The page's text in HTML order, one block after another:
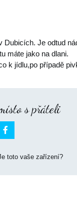
Je odtud
máte jako na dlani.
k jídlu,po případě
s přáteli

toto vaše zařízení?